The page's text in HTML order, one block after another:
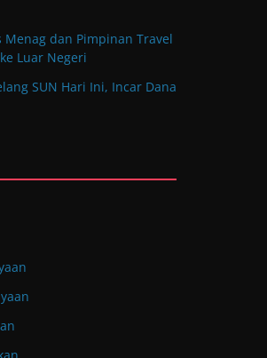
Menag dan Pimpinan Travel
Luar Negeri
SUN Hari Ini, Incar Dana